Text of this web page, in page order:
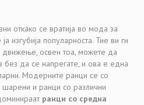
откако се вратија во мода за
изгубија популарноста. Тие ви ги
движење, освен тоа, можете да
без да се напрегате, и ова е една
Модерните ранци се со
шарени и ранци со различни
ранци со средна